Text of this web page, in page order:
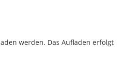
werden. Das Aufladen erfolgt